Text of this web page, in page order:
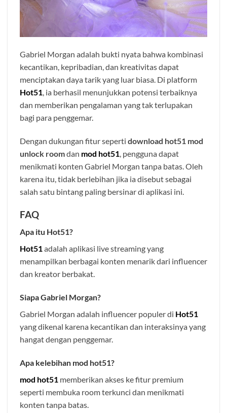
Gabriel Morgan adalah bukti nyata bahwa kombinasi
kecantikan, kepribadian, dan kreativitas dapat
menciptakan daya tarik yang luar biasa. Di platform
Hot51, ia berhasil menunjukkan potensi terbaiknya
dan memberikan pengalaman yang tak terlupakan
bagi para penggemar.
Dengan dukungan fitur seperti download hot51 mod
unlock roomdan mod hot51 , pengguna dapat
menikmati konten Gabriel Morgan tanpa batas. Oleh
karena itu, tidak berlebihan jika ia disebut sebagai
salah satu bintang paling bersinar di aplikasi ini.
FAQ
Apa itu Hot51?
Hot51adalah aplikasi live streaming yang
menampilkan berbagai konten menarik dari influencer
dan kreator berbakat.
Siapa Gabriel Morgan?
Gabriel Morgan adalah influencer populer di Hot51
yang dikenal karena kecantikan dan interaksinya yang
hangat dengan penggemar.
Apa kelebihan mod hot51?
mod hot51 memberikan akses ke fitur premium
seperti membuka room terkunci dan menikmati
konten tanpa batas.